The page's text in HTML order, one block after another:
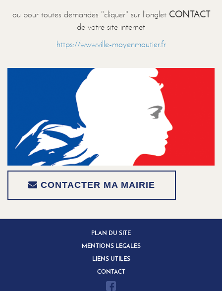
ou pour toutes demandes "cliquer" sur l'onglet CONTACT
de votre site internet
https://www.ville-moyenmoutier.fr
CONTACTER MA MAIRIE
PLAN DU SITE
MENTIONS LEGALES
LIENS UTILES
CONTACT